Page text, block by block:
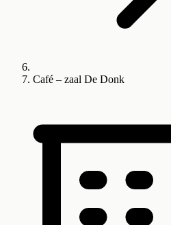
Café – zaal De Donk